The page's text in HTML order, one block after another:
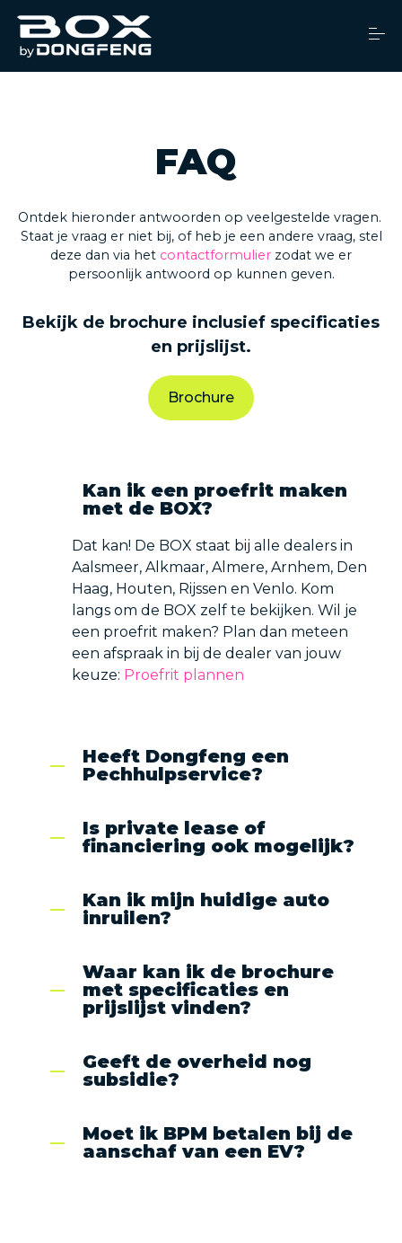
t
Financiering
Brochure
Service
Over ons
Proefrit plannen
FAQ
Ontdek hieronder antwoorden op veelgestelde vragen.
Staat je vraag er niet bij, of heb je een andere vraag, stel
deze dan via het contactformulier zodat we er
persoonlijk antwoord op kunnen geven.
Bekijk de brochure inclusief specificaties
en prijslijst.
Brochure
Kan ik een proefrit maken
met de BOX?
Dat kan! De BOX staat bij alle dealers in
Aalsmeer, Alkmaar, Almere, Arnhem, Den
Haag, Houten, Rijssen en Venlo. Kom
langs om de BOX zelf te bekijken. Wil je
een proefrit maken? Plan dan meteen
een afspraak in bij de dealer van jouw
keuze: Proefrit plannen
Heeft Dongfeng een
Pechhulpservice?
Is private lease of
financiering ook mogelijk?
Kan ik mijn huidige auto
inruilen?
Waar kan ik de brochure
met specificaties en
prijslijst vinden?
Geeft de overheid nog
subsidie?
Moet ik BPM betalen bij de
aanschaf van een EV?